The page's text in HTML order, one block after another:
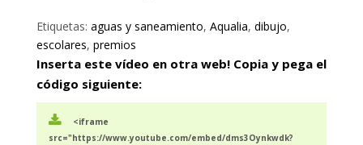
Etiquetas: aguas y saneamiento, Aqualia, dibujo,
escolares, premios
Inserta este vídeo en otra web! Copia y pega el
código siguiente:
<iframe
src="https://www.youtube.com/embed/dms3Oynkwdk?